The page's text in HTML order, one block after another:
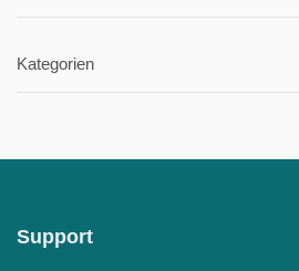
Kategorien
Support